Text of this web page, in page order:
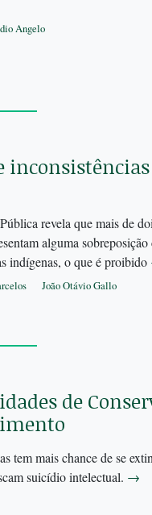
Angelo
revela que mais de
alguma
indígenas, o que é proibido
João Otávio Gallo
de
tem mais chance de se
suicídio intelectual. →